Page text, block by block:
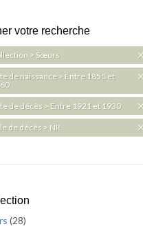
votre recherche
> Sœurs
de naissance > Entre 1851 et
de décès > Entre 1921 et 1930
de décès > NR
(28)